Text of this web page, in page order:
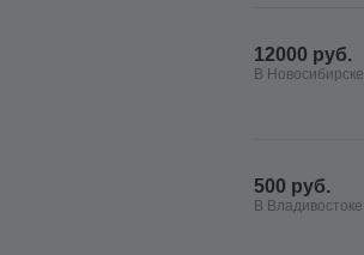
12000 руб.
В Новосибирске
500 руб.
В Владивостоке